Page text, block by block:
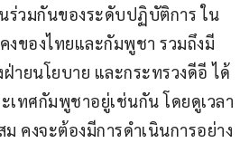
ร่วมกันของระดับปฏิบัติการ ใน
งของไทยและกัมพูชา รวมถึงมี
ายนโยบาย และกระทรวงดีอี ได้
เทศกัมพูชาอยู่เช่นกัน โดยดูเวลา
คงจะต้องมีการดำเนินการอย่าง